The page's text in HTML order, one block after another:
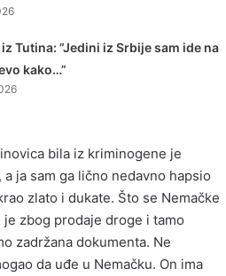
Tutina: ”Jedini iz Srbije sam ide na
kako…”
bila iz kriminogene je
ja sam ga lično nedavno hapsio
zlato i dukate. Što se Nemačke
zbog prodaje droge i tamo
zadržana dokumenta. Ne
da uđe u Nemačku. On ima